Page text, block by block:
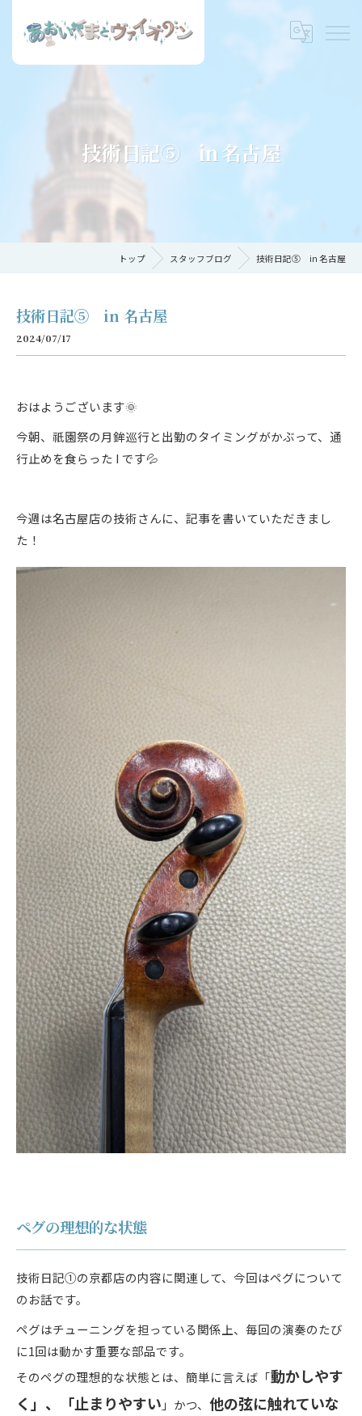
技術日記⑤ in 名古屋
トップ スタッフブログ 技術日記⑤ in 名古屋
技術日記⑤ in 名古屋
2024/07/17
おはようございます🌞
今朝、祇園祭の月鉾巡行と出勤のタイミングがかぶって、通
行止めを食らった I です💦
今週は名古屋店の技術さんに、記事を書いていただきまし
た！
ペグの理想的な状態
技術日記①の京都店の内容に関連して、今回はペグについて
のお話です。
ペグはチューニングを担っている関係上、毎回の演奏のたび
に1回は動かす重要な部品です。
そのペグの理想的な状態とは、簡単に言えば「動かしやす
く」、「止まりやすい 」かつ、 他の弦に触れていな